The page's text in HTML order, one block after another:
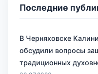
Последние
В Черняховске
обсудили вопросы
традиционных